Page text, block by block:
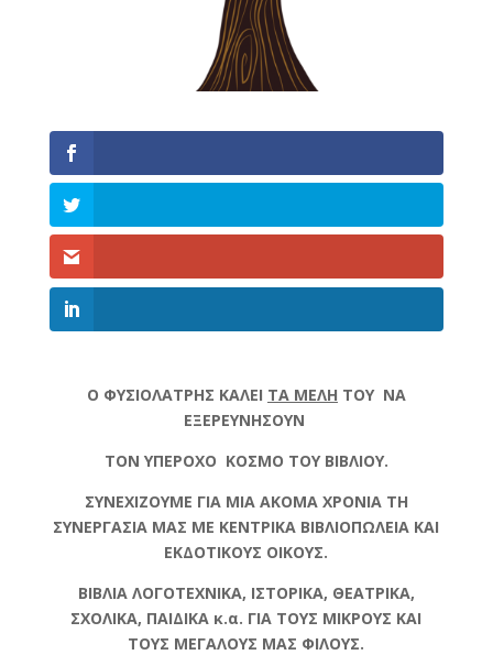
Ο ΦΥΣΙΟΛΑΤΡΗΣ ΚΑΛΕΙ ΤΑ ΜΕΛΗ ΤΟΥ ΝΑ
ΕΞΕΡΕΥΝΗΣΟΥΝ
ΤΟΝ ΥΠΕΡΟΧΟ ΚΟΣΜΟ ΤΟΥ ΒΙΒΛΙΟΥ.
ΣΥΝΕΧΙΖΟΥΜΕ ΓΙΑ ΜΙΑ ΑΚΟΜΑ ΧΡΟΝΙΑ ΤΗ
ΣΥΝΕΡΓΑΣΙΑ ΜΑΣ ΜΕ ΚΕΝΤΡΙΚΑ ΒΙΒΛΙΟΠΩΛΕΙΑ ΚΑΙ
ΕΚΔΟΤΙΚΟΥΣ ΟΙΚΟΥΣ.
ΒΙΒΛΙΑ ΛΟΓΟΤΕΧΝΙΚΑ, ΙΣΤΟΡΙΚΑ, ΘΕΑΤΡΙΚΑ,
ΣΧΟΛΙΚΑ, ΠΑΙΔΙΚΑ κ.α. ΓΙΑ ΤΟΥΣ ΜΙΚΡΟΥΣ ΚΑΙ
ΤΟΥΣ ΜΕΓΑΛΟΥΣ ΜΑΣ ΦΙΛΟΥΣ.